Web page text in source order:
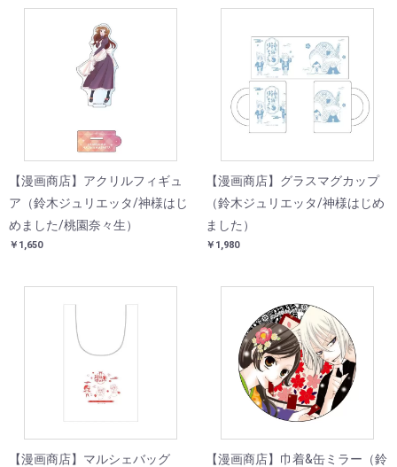
【漫画商店】アクリルフィギュ
ア（鈴木ジュリエッタ/神様はじ
めました/桃園奈々生）
￥1,650
【漫画商店】グラスマグカップ
（鈴木ジュリエッタ/神様はじめ
ました）
￥1,980
【漫画商店】マルシェバッグ 【漫画商店】巾着&缶ミラー（鈴